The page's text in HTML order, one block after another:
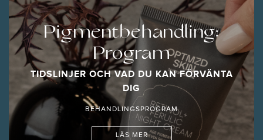
Pigmentbehandling:
Program
TIDSLINJER OCH VAD DU KAN FÖRVÄNTA
DIG
BEHANDLINGSPROGRAM
LÄS MER